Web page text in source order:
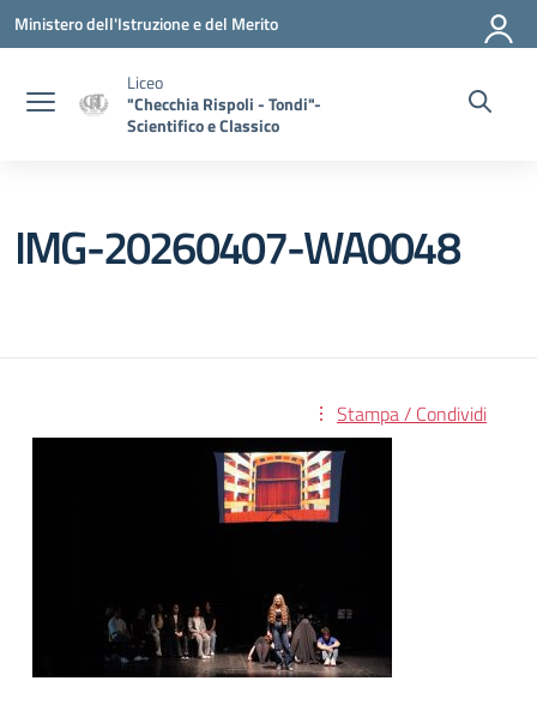
Vai ai contenuti
Vai al menu di navigazione
Vai al footer
Ministero dell'Istruzione e del Merito
Liceo
"Checchia Rispoli - Tondi"-
Scientifico e Classico
IMG-20260407-WA0048
Stampa / Condividi